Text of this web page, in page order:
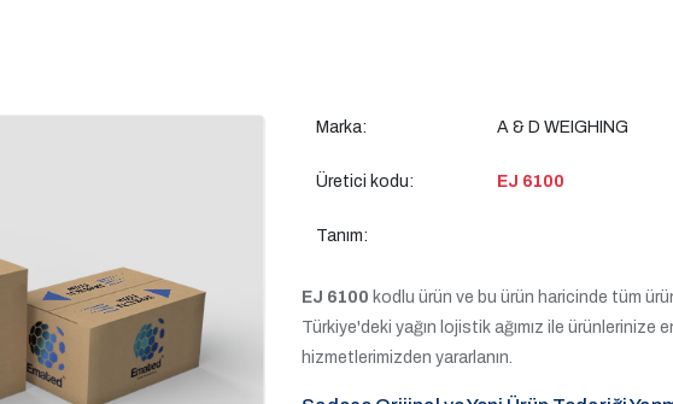
Marka: A & D WEIGHING
Üretici kodu: EJ 6100
Tanım:
EJ 6100 kodlu ürün ve bu ürün haricinde tüm
Türkiye'deki yağın lojistik ağımız ile
hizmetlerimizden yararlanın.